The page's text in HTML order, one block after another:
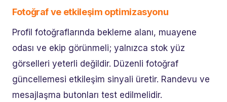
Fotoğraf ve etkileşim optimizasyonu
Profil fotoğraflarında bekleme alanı, muayene
odası ve ekip görünmeli; yalnızca stok yüz
görselleri yeterli değildir. Düzenli fotoğraf
güncellemesi etkileşim sinyali üretir. Randevu ve
mesajlaşma butonları test edilmelidir.